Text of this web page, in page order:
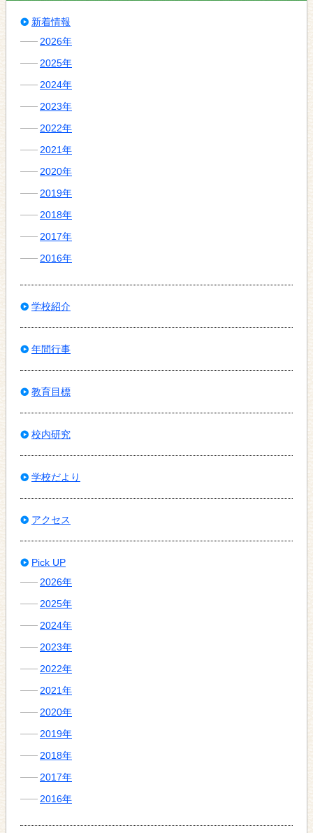
新着情報
2026年
2025年
2024年
2023年
2022年
2021年
2020年
2019年
2018年
2017年
2016年
学校紹介
年間行事
教育目標
校内研究
学校だより
アクセス
Pick UP
2026年
2025年
2024年
2023年
2022年
2021年
2020年
2019年
2018年
2017年
2016年